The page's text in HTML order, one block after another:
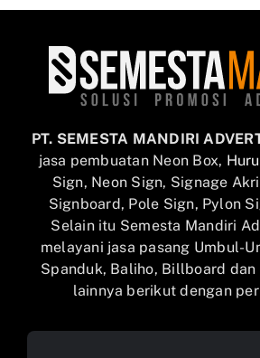
PT. SEMESTA MANDIRI
jasa pembuatan Neon Box,
Sign, Neon Sign, Signage
Signboard, Pole Sign, Pylon
Selain itu Semesta Mandiri
melayani jasa pasang Umbul-
Spanduk, Baliho, Billboard
lainnya berikut dengan